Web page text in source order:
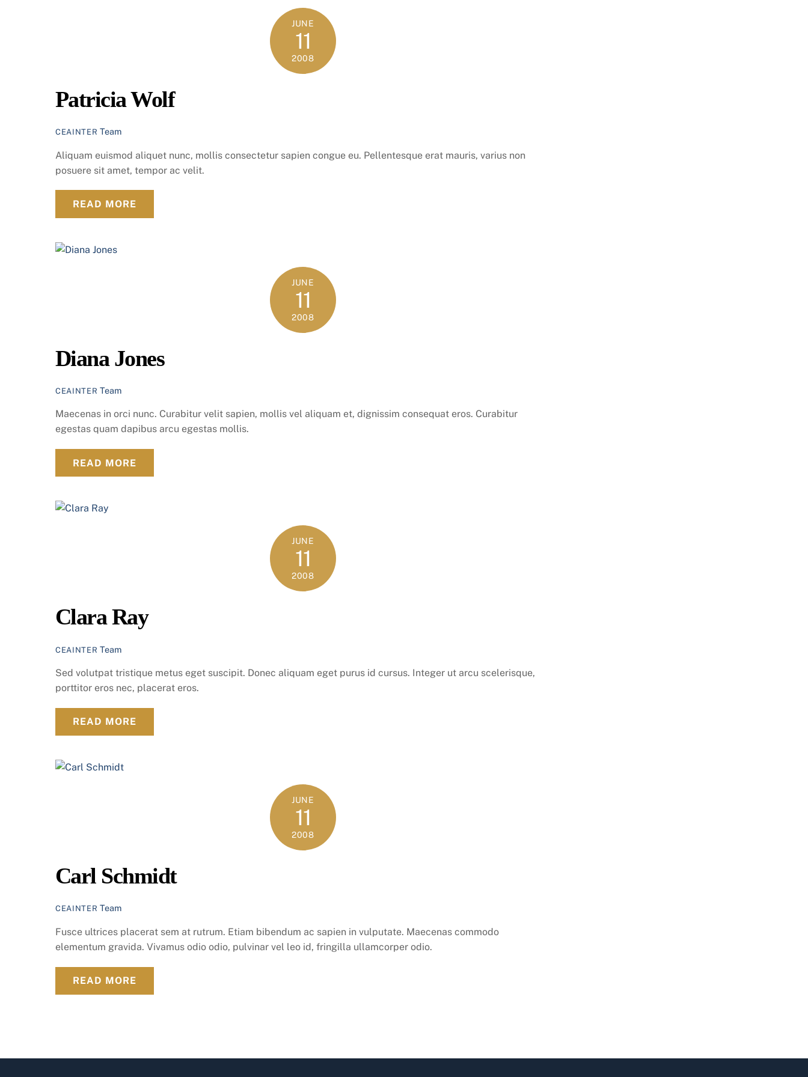
JUNE
11
2008
Patricia Wolf
CEAINTER Team
Aliquam euismod aliquet nunc, mollis consectetur sapien congue eu. Pellentesque erat mauris, varius non
posuere sit amet, tempor ac velit.
READ MORE
JUNE
11
2008
Diana Jones
CEAINTER Team
Maecenas in orci nunc. Curabitur velit sapien, mollis vel aliquam et, dignissim consequat eros. Curabitur
egestas quam dapibus arcu egestas mollis.
READ MORE
JUNE
11
2008
Clara Ray
CEAINTER Team
Sed volutpat tristique metus eget suscipit. Donec aliquam eget purus id cursus. Integer ut arcu scelerisque,
porttitor eros nec, placerat eros.
READ MORE
JUNE
11
2008
Carl Schmidt
CEAINTER Team
Fusce ultrices placerat sem at rutrum. Etiam bibendum ac sapien in vulputate. Maecenas commodo
elementum gravida. Vivamus odio odio, pulvinar vel leo id, fringilla ullamcorper odio.
READ MORE